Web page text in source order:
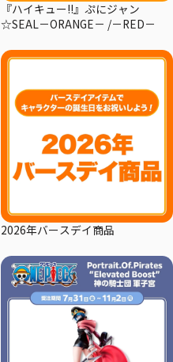
『ハイキュー!!』ぷにジャン
☆SEAL－ORANGE－ /－RED－
2026年バースデイ商品